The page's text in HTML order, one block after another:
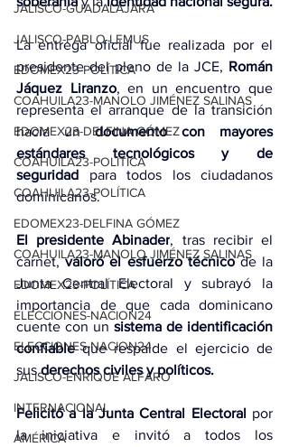
JALISCO-GUADALAJARA
JALISCO-PABLO LEMUS
EDOMEX23-POLÍTICA
COAHUILA23-MANOLO JIMÉNEZ SALINAS
EDOMEX23-DELFINA GÓMEZ
COAHUILA23-POLÍTICA
COAHUILA23-POLÍTICA
EDOMEX23-DELFINA GÓMEZ
COAHUILA23-MANOLO JIMÉNEZ SALINAS
EDOMEX23-POLÍTICA
ELECCIONES-NACION24
ELECCIONES-NACION24
JALISCO-ENRIQUE ALFARO
INTERNACIONAL
AMÉRICA
La entrega oficial fue realizada por el
presidente del pleno de la JCE, Román
Jáquez Liranzo, en un encuentro que
representa el arranque de la transición
hacia un documento con mayores
estándares tecnológicos y de
seguridad para todos los ciudadanos
dominicanos.
El presidente Abinader, tras recibir el
carnet, valoró el esfuerzo técnico de la
Junta Central Electoral y subrayó la
importancia de que cada dominicano
cuente con un sistema de identificación
confiable que respalde el ejercicio de
sus derechos civiles y políticos.
Felicitó a la Junta Central Electoral por
la iniciativa e invitó a todos los